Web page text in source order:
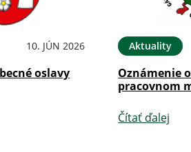
10. JÚN 2026
oslavy
Aktuality
Oznámenie
pracovnom
Čítať ďalej